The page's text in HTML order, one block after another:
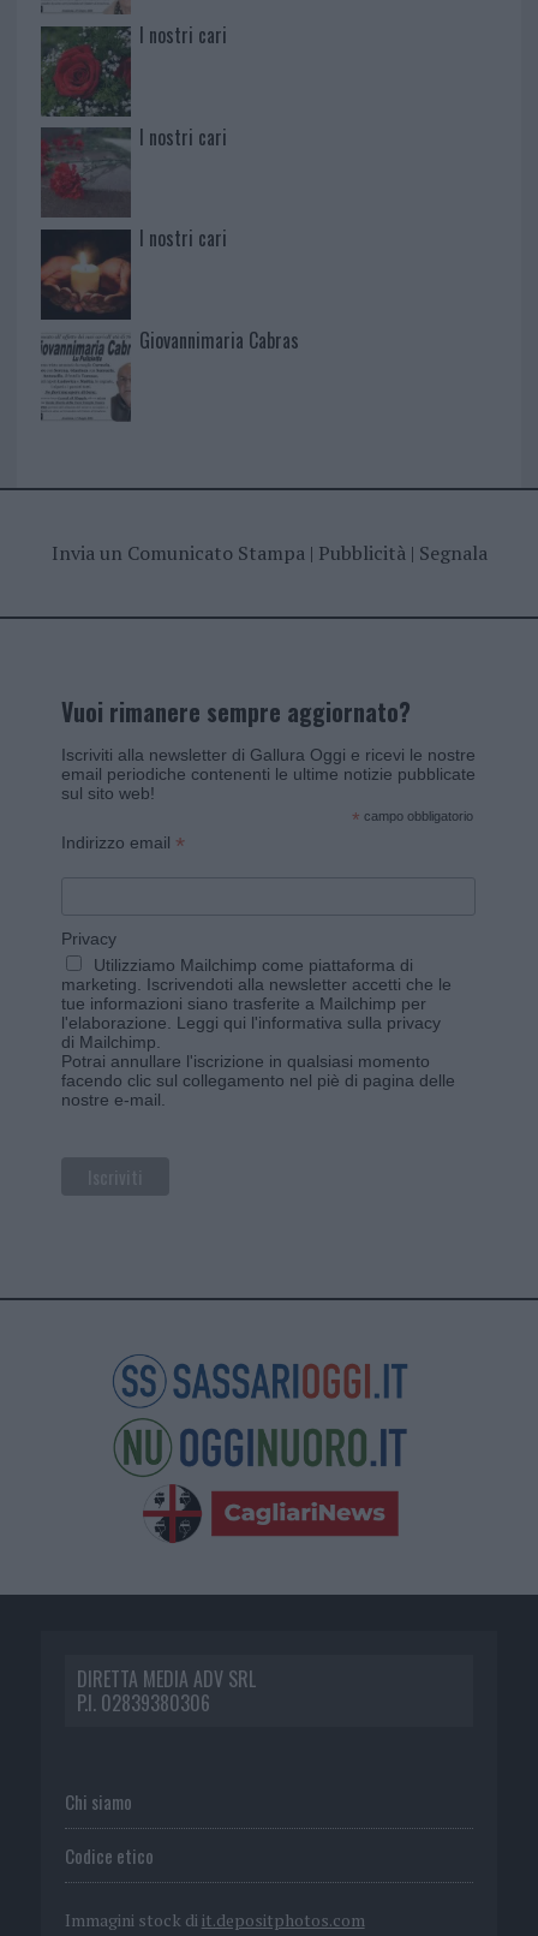
I nostri cari
I nostri cari
I nostri cari
Giovannimaria Cabras
Invia un Comunicato Stampa| Pubblicità| Segnala
Vuoi rimanere sempre aggiornato?
Iscriviti alla newsletter di Gallura Oggi e ricevi le nostre
email periodiche contenenti le ultime notizie pubblicate
sul sito web!
* campo obbligatorio
Indirizzo email *
Privacy
Utilizziamo Mailchimp come piattaforma di
marketing. Iscrivendoti alla newsletter accetti che le
tue informazioni siano trasferite a Mailchimp per
l'elaborazione. Leggi qui l'informativa sulla privacy
di Mailchimp
Potrai annullare l'iscrizione in qualsiasi momento
facendo clic sul collegamento nel piè di pagina delle
nostre e-mail.
DIRETTA MEDIA ADV SRL
P.I. 02839380306
Chi siamo
Codice etico
Immagini stock di it.depositphotos.com